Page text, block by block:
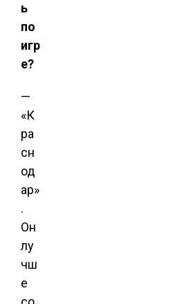
ь
по
игр
е?
—
«К
ра
сн
од
ар»
.
Он
лу
чш
е